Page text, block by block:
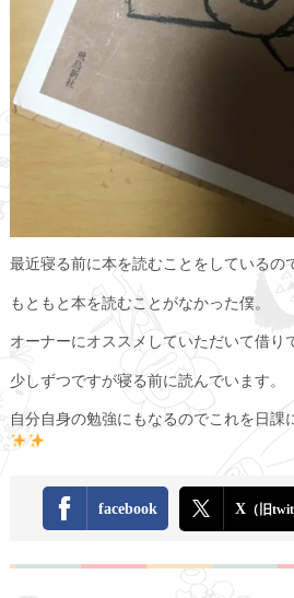
最近寝る前に本を読むことをしているの
もともと本を読むことがなかった僕。
オーナーにオススメしていただいて借り
少しずつですが寝る前に読んでいます。
自分自身の勉強にもなるのでこれを日課
facebook X（旧